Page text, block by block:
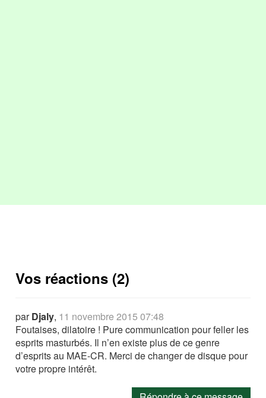
Vos réactions (2)
parDjaly, 11 novembre 2015 07:48
Foutaises, dilatoire ! Pure communication pour feller les
esprits masturbés. Il n’en existe plus de ce genre
d’esprits au MAE-CR. Merci de changer de disque pour
votre propre intérêt.